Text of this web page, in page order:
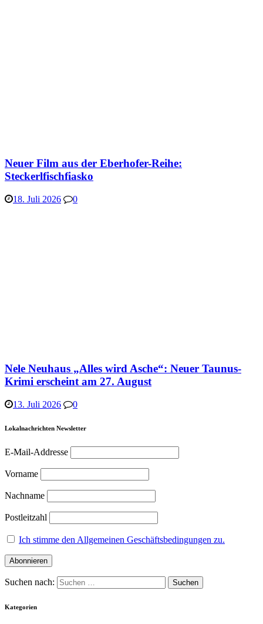
Neuer Film aus der Eberhofer-Reihe:
Steckerlfischfiasko
18. Juli 2026 0
Nele Neuhaus „Alles wird Asche“: Neuer Taunus-
Krimi erscheint am 27. August
13. Juli 2026 0
Lokalnachrichten Newsletter
E-Mail-Addresse
Vorname
Nachname
Postleitzahl
Ich stimme den Allgemeinen Geschäftsbedingungen zu.
Suchen nach:
Kategorien